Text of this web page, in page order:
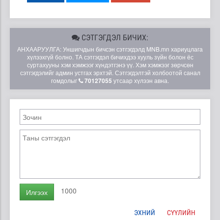
СЭТГЭГДЭЛ БИЧИХ:
АНХААРУУЛГА: Уншигчдын бичсэн сэтгэгдэлд MNB.mn хариуцлага
хүлээхгүй болно. ТА сэтгэгдэл бичихдээ хууль зүйн болон ёс
суртахууны хэм хэмжээг хүндэтгэнэ үү. Хэм хэмжээг зөрчсөн
сэтгэгдэлийг админ устгах эрхтэй. Сэтгэгдэлтэй холбоотой санал
гомдолыг
70127055 утсаар хүлээн авна.
Илгээх 1000
ЭХНИЙ СҮҮЛИЙН